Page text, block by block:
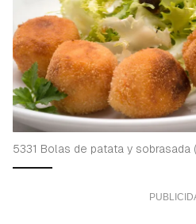
5331 Bolas de patata y sobrasada